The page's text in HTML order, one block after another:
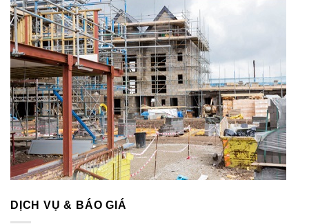
DỊCH VỤ & BÁO GIÁ